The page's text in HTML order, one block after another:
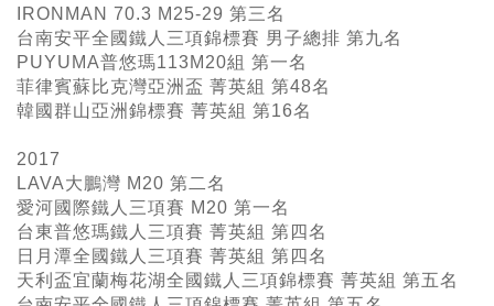
IRONMAN 70.3 M25-29 第三名
台南安平全國鐵人三項錦標賽 男子總排 第九名
PUYUMA普悠瑪113M20組 第一名
菲律賓蘇比克灣亞洲盃 菁英組 第48名
韓國群山亞洲錦標賽 菁英組 第16名
2017
LAVA大鵬灣 M20 第二名
愛河國際鐵人三項賽 M20 第一名
台東普悠瑪鐵人三項賽 菁英組 第四名
日月潭全國鐵人三項賽 菁英組 第四名
天利盃宜蘭梅花湖全國鐵人三項錦標賽 菁英組 第五名